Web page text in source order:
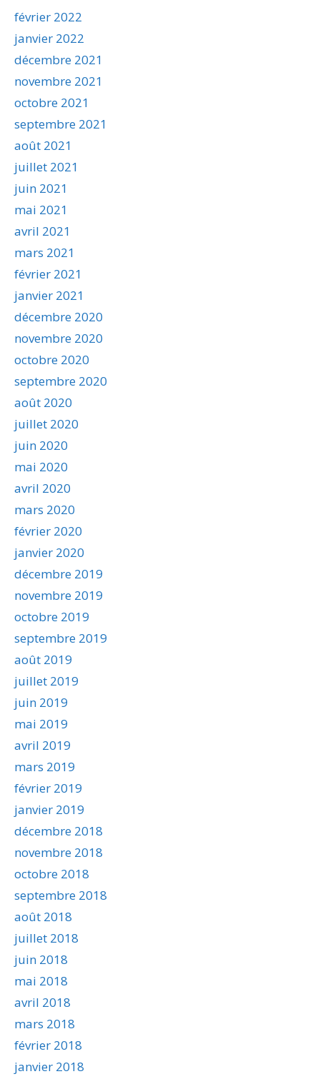
février 2022
janvier 2022
décembre 2021
novembre 2021
octobre 2021
septembre 2021
août 2021
juillet 2021
juin 2021
mai 2021
avril 2021
mars 2021
février 2021
janvier 2021
décembre 2020
novembre 2020
octobre 2020
septembre 2020
août 2020
juillet 2020
juin 2020
mai 2020
avril 2020
mars 2020
février 2020
janvier 2020
décembre 2019
novembre 2019
octobre 2019
septembre 2019
août 2019
juillet 2019
juin 2019
mai 2019
avril 2019
mars 2019
février 2019
janvier 2019
décembre 2018
novembre 2018
octobre 2018
septembre 2018
août 2018
juillet 2018
juin 2018
mai 2018
avril 2018
mars 2018
février 2018
janvier 2018